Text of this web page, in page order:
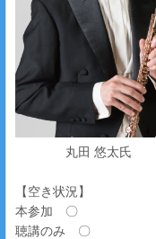
丸田 悠太氏
【空き状況】
本参加 〇
聴講のみ 〇